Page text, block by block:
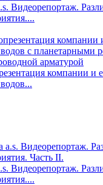
Видеорепортаж.
компании и
Видеорепортаж.